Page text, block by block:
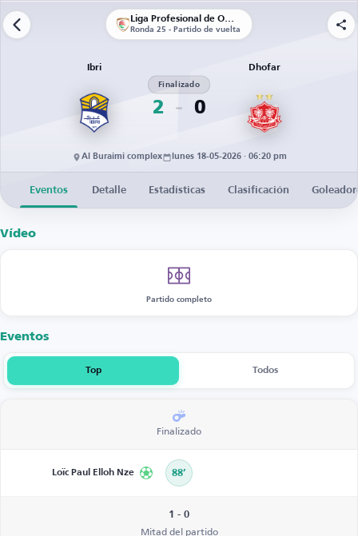
Liga Profesional de Omán
Ronda 25 - Partido de vuelta
Ibri
2
Finalizado
0
Dhofar
Al Buraimi complex lunes 18-05-2026 · 06:20 pm
Eventos Detalle Estadísticas Clasificación
Vídeo
Partido completo
Eventos
Top Todos
Finalizado
Loïc Paul Elloh Nze 88’
1 - 0
Mitad del partido